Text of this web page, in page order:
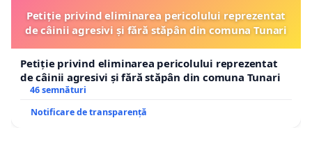
Petiție privind eliminarea pericolului reprezentat
de câinii agresivi și fără stăpân din comuna Tunari
Petiție privind eliminarea pericolului reprezentat
de câinii agresivi și fără stăpân din comuna Tunari
46 semnături
Notificare de transparență